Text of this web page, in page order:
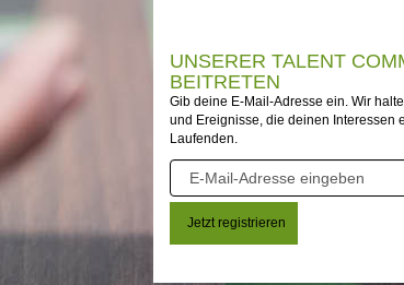
UNSERER TALENT
BEITRETEN
Gib deine E-Mail-Adresse ein. Wir
und Ereignisse, die deinen Interessen
Laufenden.